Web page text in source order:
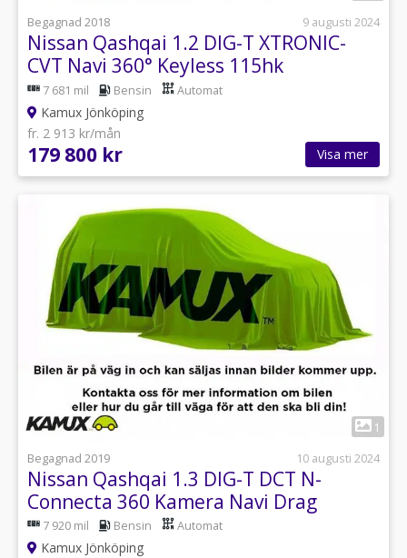
Begagnad 2018
9 augusti 2024
Nissan Qashqai 1.2 DIG-T XTRONIC-
CVT Navi 360° Keyless 115hk
7 681 mil Bensin Automat
Kamux Jönköping
fr. 2 913 kr/mån
179 800 kr Visa mer
1
Begagnad 2019
10 augusti 2024
Nissan Qashqai 1.3 DIG-T DCT N-
Connecta 360 Kamera Navi Drag
7 920 mil Bensin Automat
Kamux Jönköping